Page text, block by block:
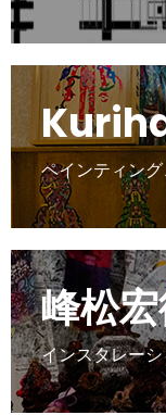
ペインティン
峰松
インスタレー